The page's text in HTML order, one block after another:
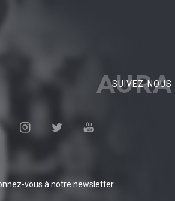
AURA
SUIVEZ-NOUS
vous à notre newsletter